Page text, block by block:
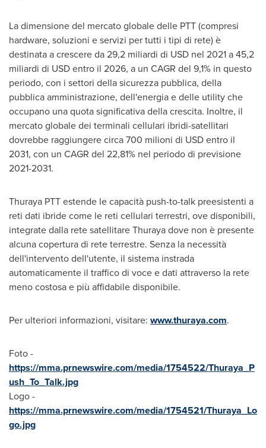
La dimensione del mercato globale delle PTT (compresi
hardware, soluzioni e servizi per tutti i tipi di rete) è
destinata a crescere da 29,2 miliardi di USD nel 2021 a 45,2
miliardi di USD entro il 2026, a un CAGR del 9,1% in questo
periodo, con i settori della sicurezza pubblica, della
pubblica amministrazione, dell'energia e delle utility che
occupano una quota significativa della crescita. Inoltre, il
mercato globale dei terminali cellulari ibridi-satellitari
dovrebbe raggiungere circa 700 milioni di USD entro il
2031, con un CAGR del 22,81% nel periodo di previsione
2021-2031.
Thuraya PTT estende le capacità push-to-talk preesistenti a
reti dati ibride come le reti cellulari terrestri, ove disponibili,
integrate dalla rete satellitare Thuraya dove non è presente
alcuna copertura di rete terrestre. Senza la necessità
dell'intervento dell'utente, il sistema instrada
automaticamente il traffico di voce e dati attraverso la rete
meno costosa e più affidabile disponibile.
Per ulteriori informazioni, visitare: www.thuraya.com.
Foto -
https://mma.prnewswire.com/media/1754522/Thuraya_P
ush_To_Talk.jpg
Logo -
https://mma.prnewswire.com/media/1754521/Thuraya_Lo
go.jpg